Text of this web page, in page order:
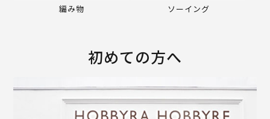
編み物 ソーイング
初めての方へ